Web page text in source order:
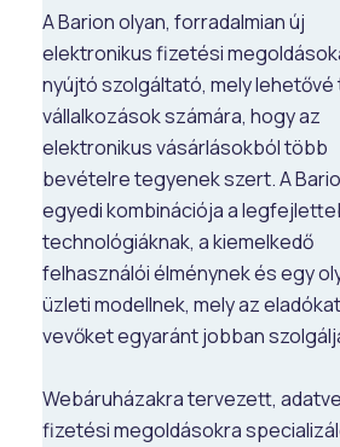
A Barion olyan, forradalmian új
elektronikus fizetési
nyújtó szolgáltató, mely lehetővé
vállalkozások számára, hogy az
elektronikus vásárlásokból több
bevételre tegyenek szert. A
egyedi kombinációja a
technológiáknak, a kiemelkedő
felhasználói élménynek és egy
üzleti modellnek, mely az
vevőket egyaránt jobban
Webáruházakra tervezett,
fizetési megoldásokra